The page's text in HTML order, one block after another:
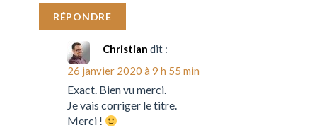
RÉPONDRE
Christian dit :
26 janvier 2020 à 9 h 55 min
Exact. Bien vu merci.
Je vais corriger le titre.
Merci !